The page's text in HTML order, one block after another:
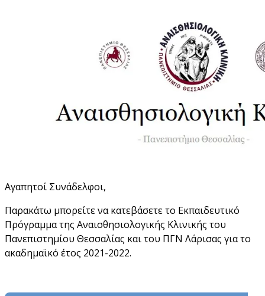
Αγαπητοί Συνάδελφοι,
Παρακάτω μπορείτε να κατεβάσετε το Εκπαιδευτικό
Πρόγραμμα της Αναισθησιολογικής Κλινικής του
Πανεπιστημίου Θεσσαλίας και του ΠΓΝ Λάρισας για το
ακαδημαϊκό έτος 2021-2022.